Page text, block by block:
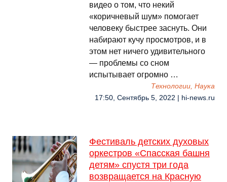
видео о том, что некий
«коричневый шум» помогает
человеку быстрее заснуть. Они
набирают кучу просмотров, и в
этом нет ничего удивительного
— проблемы со сном
испытывает огромно …
Технологии, Наука
17:50, Сентябрь 5, 2022 | hi-news.ru
Фестиваль детских духовых
оркестров «Спасская башня
детям» спустя три года
возвращается на Красную